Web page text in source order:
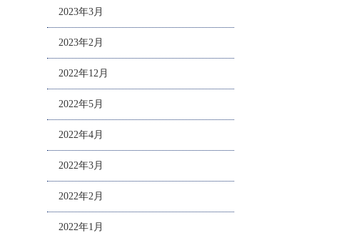
2023年3月
2023年2月
2022年12月
2022年5月
2022年4月
2022年3月
2022年2月
2022年1月